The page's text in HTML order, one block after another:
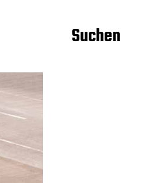
Suchen